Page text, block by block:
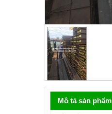
Mô tả sản phẩm